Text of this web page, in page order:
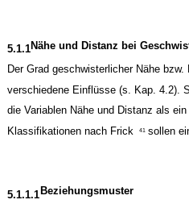
5.1.1Nähe und Distanz bei
Der Grad geschwisterlicher Nähe
verschiedene Einflüsse (s. Kap. 4.2).
die Variablen Nähe und Distanz als
Klassifikationen nach Frick
41 sollen
5.1.1.1 Beziehungsmuster